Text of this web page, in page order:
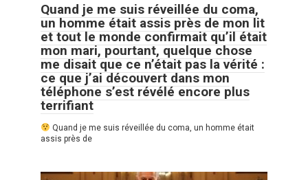
Quand je me suis réveillée du coma,
un homme était assis près de mon lit
et tout le monde confirmait qu’il était
mon mari, pourtant, quelque chose
me disait que ce n’était pas la vérité :
ce que j’ai découvert dans mon
téléphone s’est révélé encore plus
terrifiant
Quand je me suis réveillée du coma, un homme était
assis près de